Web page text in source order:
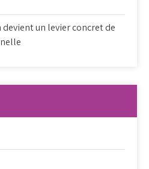
un levier concret de